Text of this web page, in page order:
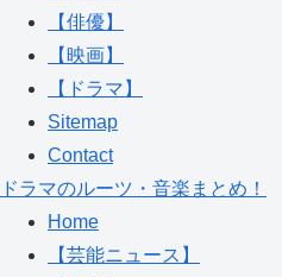
【俳優】
【映画】
【ドラマ】
Sitemap
Contact
ドラマのルーツ・音楽まとめ！
Home
【芸能ニュース】